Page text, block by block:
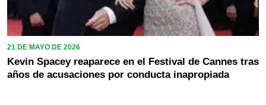
21 DE MAYO DE 2026
Kevin Spacey reaparece en el Festival de Cannes tras
años de acusaciones por conducta inapropiada